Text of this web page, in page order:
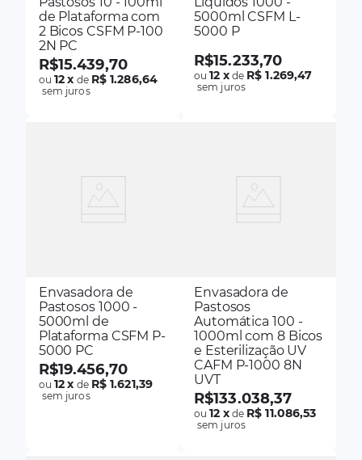
de Plataforma com
2 Bicos CSFM P-100
2N PC
R$15.439,70
ou12x de R$ 1.286,64
sem juros
5000ml CSFM L-
5000 P
R$15.233,70
ou12 xde R$ 1.269,47
sem juros
Envasadora de
Pastosos 1000 -
5000ml de
Plataforma CSFM P-
5000 PC
R$19.456,70
ou12x de R$ 1.621,39
sem juros
Envasadora de
Pastosos
Automática 100 -
1000ml com 8 Bicos
e Esterilização UV
CAFM P-1000 8N
UVT
R$133.038,37
ou12 xde R$ 11.086,53
sem juros